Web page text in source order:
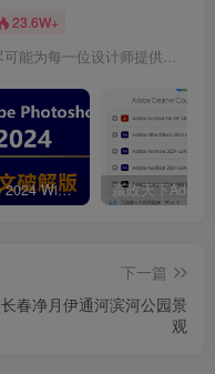
23.6W+
Photoshop 2024 Win|Mac 简体中文破解版安装包下载及安装教程
下一篇
长春净月伊通河滨河公园景
观